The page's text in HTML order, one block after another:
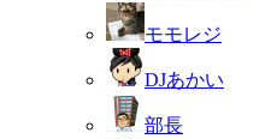
モモレジ
DJあかい
部長